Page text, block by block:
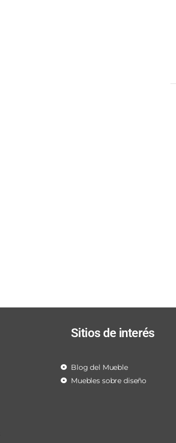
Sitios de interés
Blog del Mueble
Muebles sobre diseño